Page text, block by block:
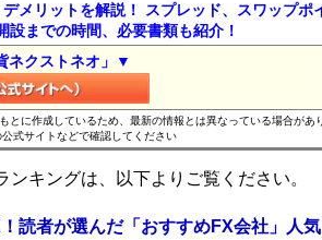
メリットを解説！ スプレッド、スワップポ
までの時間、必要書類も紹介！
ネクストネオ」▼
に作成しているため、最新の情報とは異なっている場合があ
式サイトなどで確認してください
キングは、以下よりご覧ください。
読者が選んだ「おすすめFX会社」人気